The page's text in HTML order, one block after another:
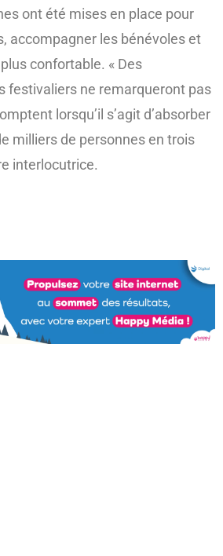
ont été mises en place pour
accompagner les bénévoles et
confortable. « Des
festivaliers ne remarqueront pas
lorsqu’il s’agit d’absorber
milliers de personnes en trois
interlocutrice.